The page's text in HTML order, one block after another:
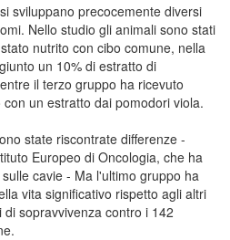
sviluppano precocemente diversi
Nello studio gli animali sono stati
nutrito con cibo comune, nella
un 10% di estratto di
il terzo gruppo ha ricevuto
un estratto dai pomodori viola.
state riscontrate differenze -
Europeo di Oncologia, che ha
cavie - Ma l'ultimo gruppo ha
vita significativo rispetto agli altri
sopravvivenza contro i 142